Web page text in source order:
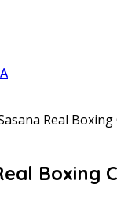
Real
Boxing